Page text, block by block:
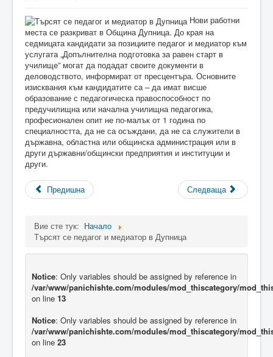
Нови работни
места се разкриват в Община Дупница. До края на
седмицата кандидати за позициите педагог и медиатор към
услугата „Допълнителна подготовка за равен старт в
училище” могат да подадат своите документи в
деловодството, информират от пресцентъра. Основните
изисквания към кандидатите са – да имат висше
образование с педагогическа правоспособност по
предучилищна или начална училищна педагогика,
професионален опит не по-малък от 1 година по
специалността, да не са осъждани, да не са служители в
държавна, областна или общинска администрация или в
други държавни/общински предприятия и институции и
други.
Предишна Следваща
Вие сте тук: Начало
Търсят се педагог и медиатор в Дупница
Notice: Only variables should be assigned by reference in
/var/www/panichishte.com/modules/mod_thiscategory/
on line 13
Notice: Only variables should be assigned by reference in
/var/www/panichishte.com/modules/mod_thiscategory/
on line 23